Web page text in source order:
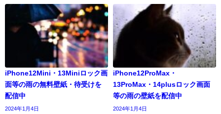
iPhone12Mini・13Miniロック画
面等の雨の無料壁紙・待受けを
配信中
2024年1月4日
iPhone12ProMax・
13ProMax・14plusロック画面
等の雨の壁紙を配信中
2024年1月4日